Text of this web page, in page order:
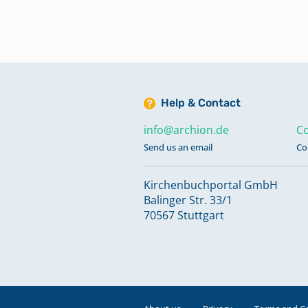
Keine verfügbaren Digitalisate
Trauungen 1897-1999
Trauungen 2000-2021
Keine verfügbaren Digitalisate
Keine verfügbaren Digitalisate
Help & Contact
info@archion.de
Send us an email
Kirchenbuchportal GmbH
Balinger Str. 33/1
70567 Stuttgart